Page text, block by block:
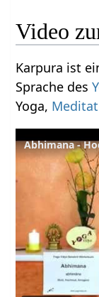
Video
Karpura ist
Sprache des
Yoga,
Abhimana -